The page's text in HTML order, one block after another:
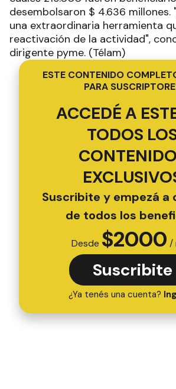
desembolsaron $ 4.636 millones.
una extraordinaria herramienta
reactivación de la actividad",
dirigente pyme. (Télam)
ESTE CONTENIDO
PARA
ACCEDÉ A
TODOS
Suscribite y empezá a
de todos los
Desde $2000 /
Suscribite
¿Ya tenés una cuenta?